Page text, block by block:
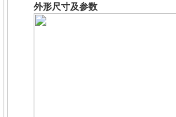
外形尺寸及参数